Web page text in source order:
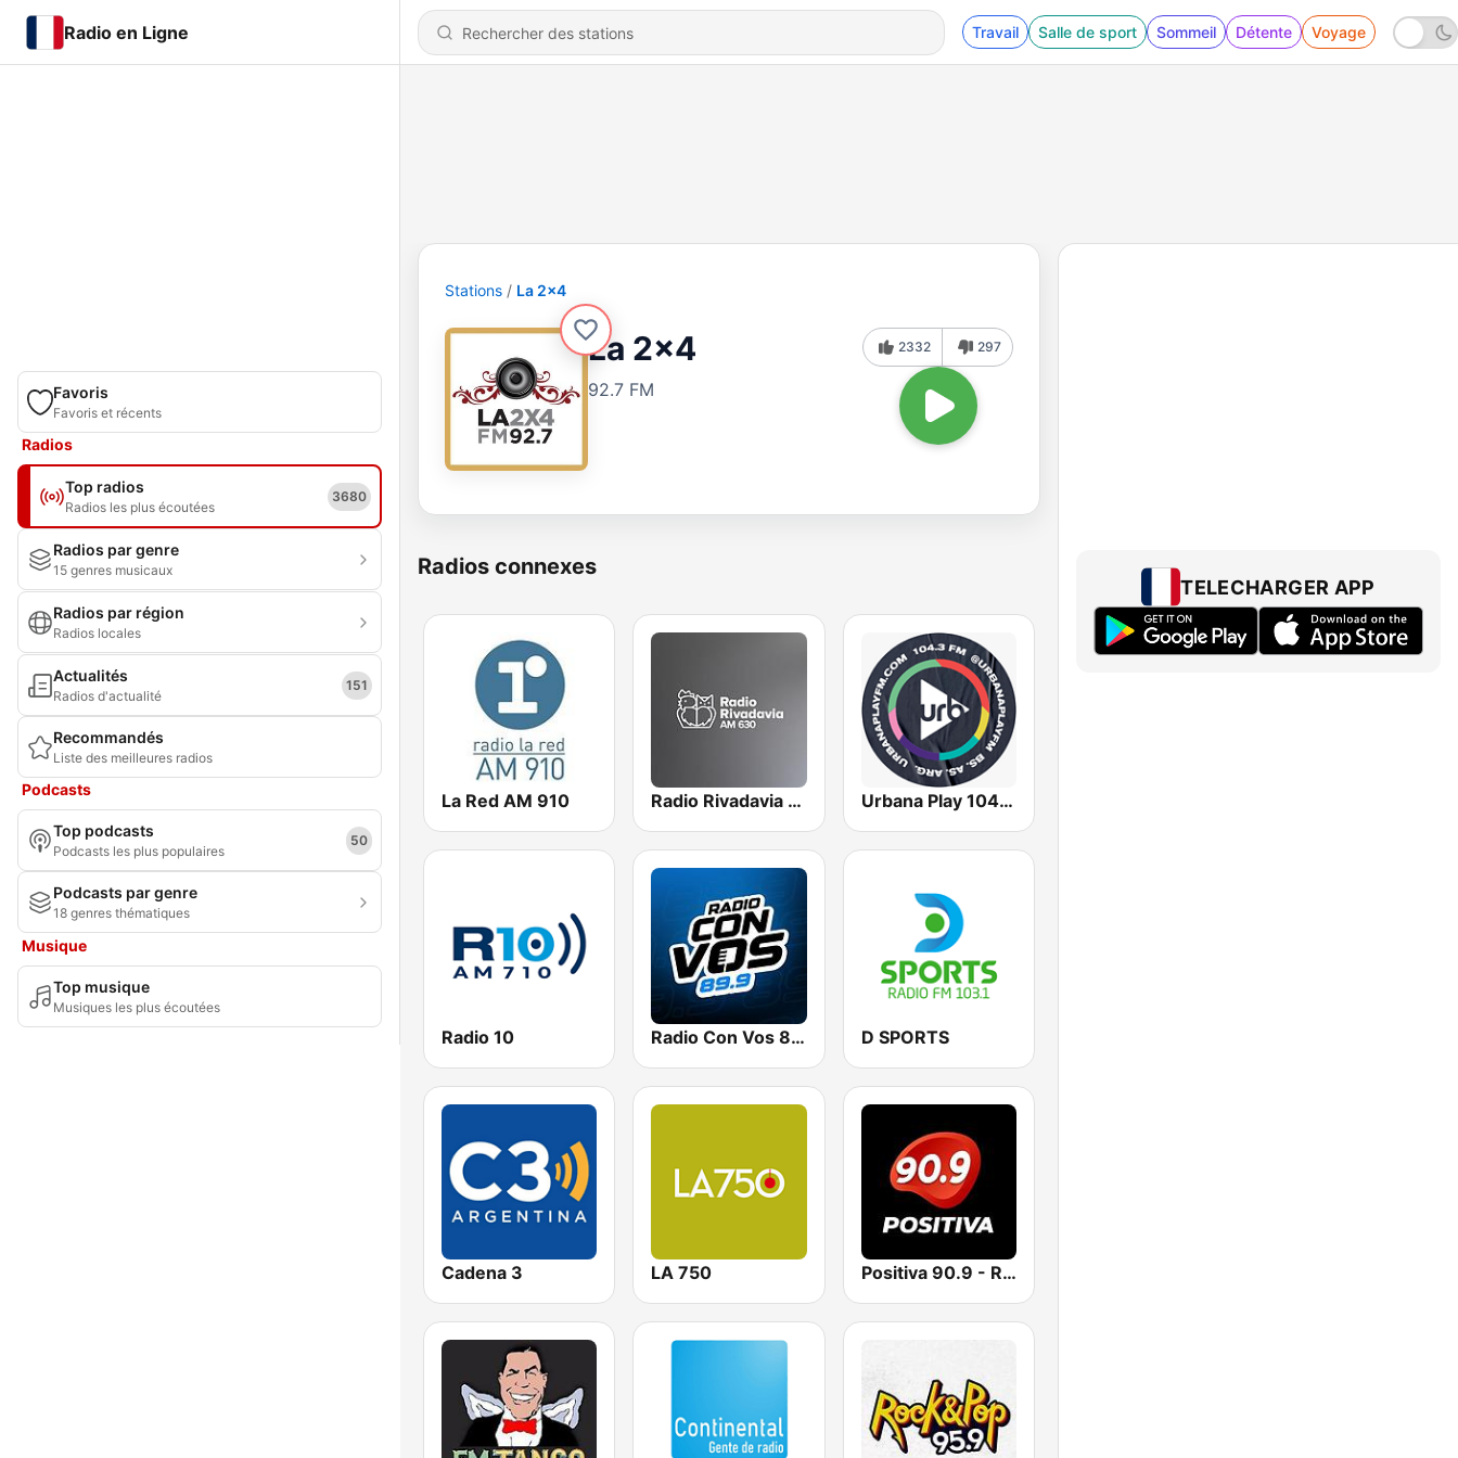
Radio en Ligne Travail Salle de sport Sommeil Détente Voyage
Favoris
Favoris et récents
Radios
Top radios
Radios les plus écoutées
3680
Radios par genre
15 genres musicaux
Radios par région
Radios locales
Actualités
Radios d'actualité
151
Recommandés
Liste des meilleures radios
Podcasts
Top podcasts
Podcasts les plus populaires
50
Podcasts par genre
18 genres thématiques
Musique
Top musique
Musiques les plus écoutées
Stations La 2x4
La 2x4
92.7 FM
2332 297
Radios connexes
La Red AM 910 Radio Rivadavia 630 AM Urbana Play 104.3 FM
Radio 10 Radio Con Vos 89.9 D SPORTS
Cadena 3 LA 750 Positiva 90.9 - Radio Mitre Corrientes
TELECHARGER APP